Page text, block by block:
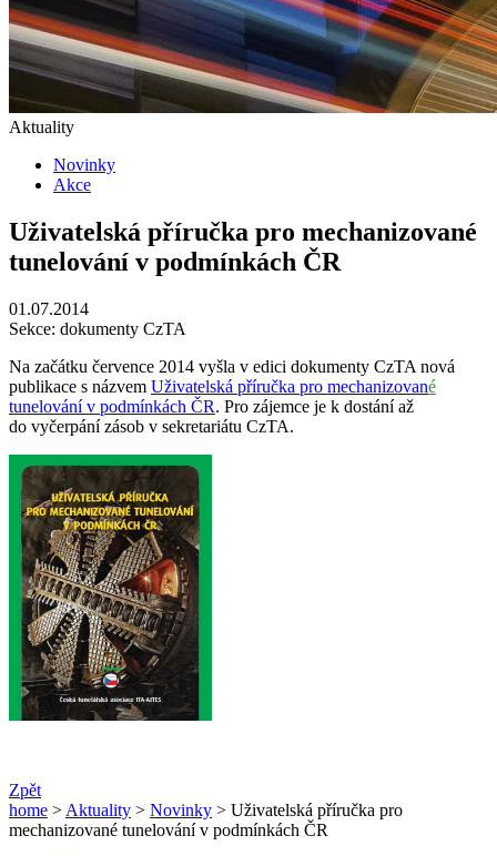
Aktuality
Novinky
Akce
Uživatelská příručka pro mechanizované
tunelování v podmínkách ČR
01.07.2014
Sekce: dokumenty CzTA
Na začátku července 2014 vyšla v edici dokumenty CzTA nová
publikace s názvem Uživatelská příručka pro mechanizované
tunelování v podmínkách ČR. Pro zájemce je k dostání až
do vyčerpání zásob v sekretariátu CzTA.
Zpět
home > Aktuality > Novinky > Uživatelská příručka pro
mechanizované tunelování v podmínkách ČR